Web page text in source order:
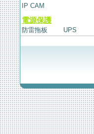
IP CAM
電源保護
防雷拖板 UPS